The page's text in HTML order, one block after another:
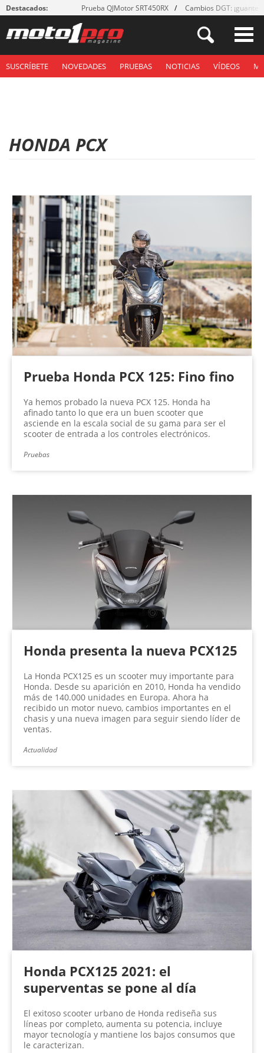
Destacados: Prueba QJMotor SRT450RX Cambios DGT: ¡guantes!
SUSCRÍBETE NOVEDADES PRUEBAS NOTICIAS VÍDEOS
HONDA PCX
Prueba Honda PCX 125: Fino fino
Ya hemos probado la nueva PCX 125. Honda ha
afinado tanto lo que era un buen scooter que
asciende en la escala social de su gama para ser el
scooter de entrada a los controles electrónicos.
Pruebas
Honda presenta la nueva PCX125
La Honda PCX125 es un scooter muy importante para
Honda. Desde su aparición en 2010, Honda ha vendido
más de 140.000 unidades en Europa. Ahora ha
recibido un motor nuevo, cambios importantes en el
chasis y una nueva imagen para seguir siendo líder de
ventas.
Actualidad
Honda PCX125 2021: el
superventas se pone al día
El exitoso scooter urbano de Honda rediseña sus
líneas por completo, aumenta su potencia, incluye
mayor tecnología y mantiene los bajos consumos que
le caracterizan.